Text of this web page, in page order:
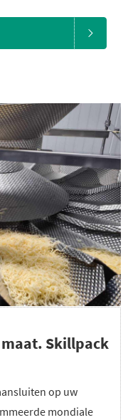
Skillpack
op uw
mondiale